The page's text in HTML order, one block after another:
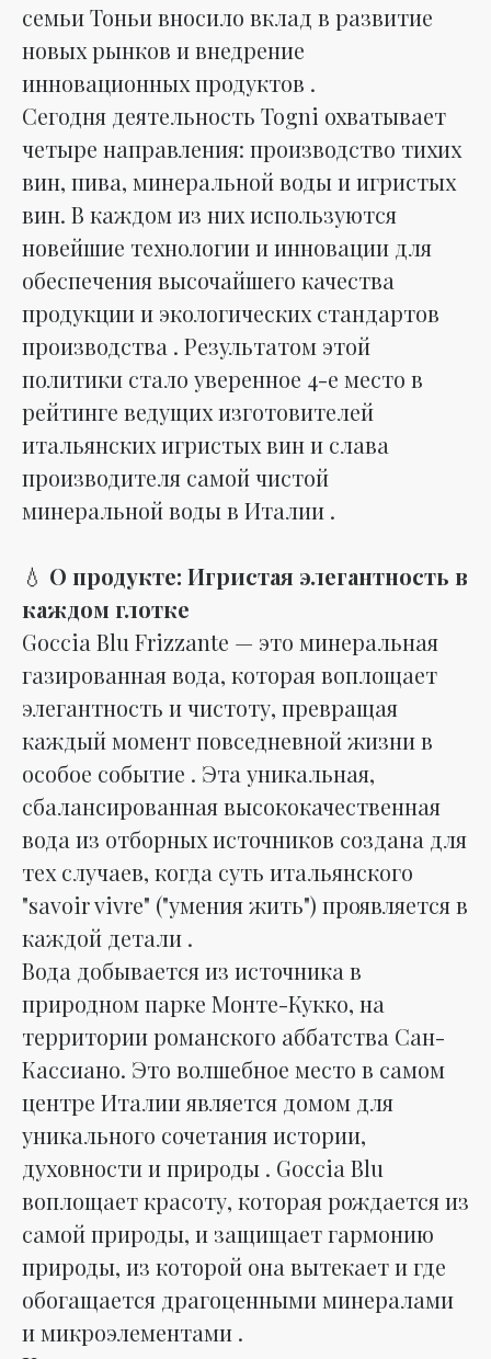
семьи Тоньи вносило вклад в развитие
новых рынков и внедрение
инновационных продуктов .
Сегодня деятельность Togni охватывает
четыре направления: производство тихих
вин, пива, минеральной воды и игристых
вин. В каждом из них используются
новейшие технологии и инновации для
обеспечения высочайшего качества
продукции и экологических стандартов
производства . Результатом этой
политики стало уверенное 4-е место в
рейтинге ведущих изготовителей
итальянских игристых вин и слава
производителя самой чистой
минеральной воды в Италии .
💧 О продукте: Игристая элегантность в
каждом глотке
Goccia Blu Frizzante — это минеральная
газированная вода, которая воплощает
элегантность и чистоту, превращая
каждый момент повседневной жизни в
особое событие . Эта уникальная,
сбалансированная высококачественная
вода из отборных источников создана для
тех случаев, когда суть итальянского
"savoir vivre" ("умения жить") проявляется в
каждой детали .
Вода добывается из источника в
природном парке Монте-Кукко, на
территории романского аббатства Сан-
Кассиано. Это волшебное место в самом
центре Италии является домом для
уникального сочетания истории,
духовности и природы . Goccia Blu
воплощает красоту, которая рождается из
самой природы, и защищает гармонию
природы, из которой она вытекает и где
обогащается драгоценными минералами
и микроэлементами .